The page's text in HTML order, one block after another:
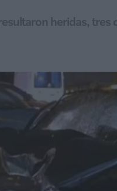
heridas, tres